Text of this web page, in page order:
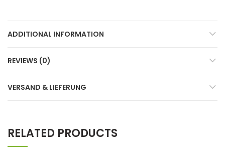
ADDITIONAL INFORMATION
REVIEWS (0)
VERSAND & LIEFERUNG
RELATED PRODUCTS